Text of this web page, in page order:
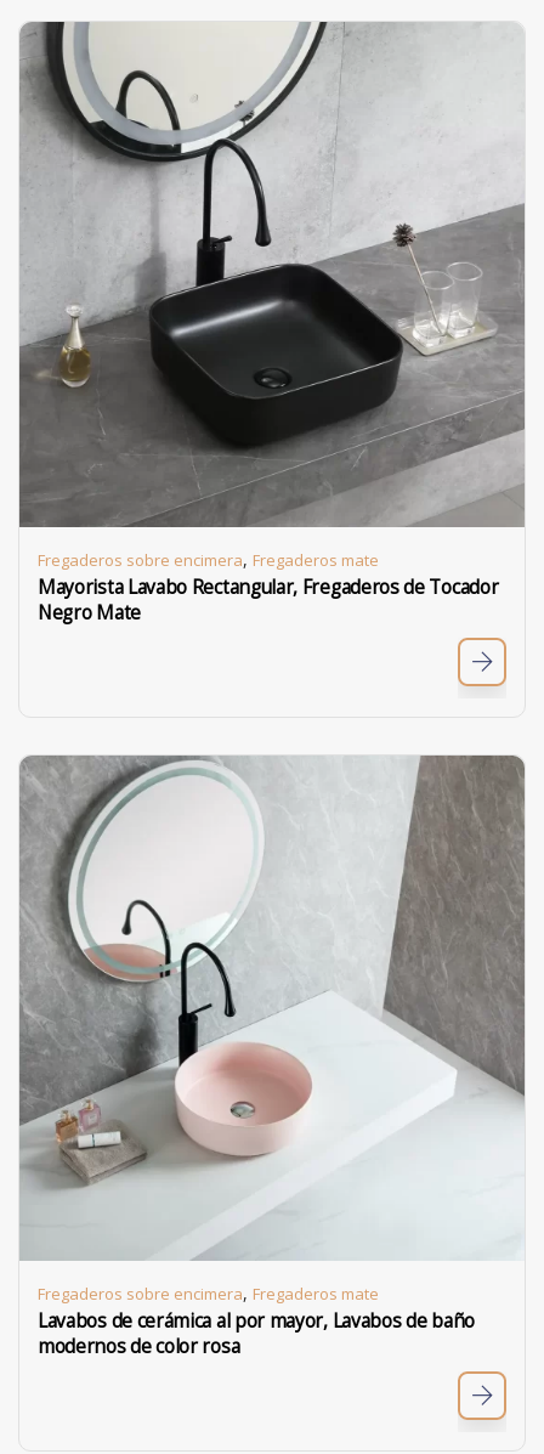
Fregaderos sobre encimera, Fregaderos mate
Mayorista Lavabo Rectangular, Fregaderos de Tocador
Negro Mate
Fregaderos sobre encimera, Fregaderos mate
Lavabos de cerámica al por mayor, Lavabos de baño
modernos de color rosa